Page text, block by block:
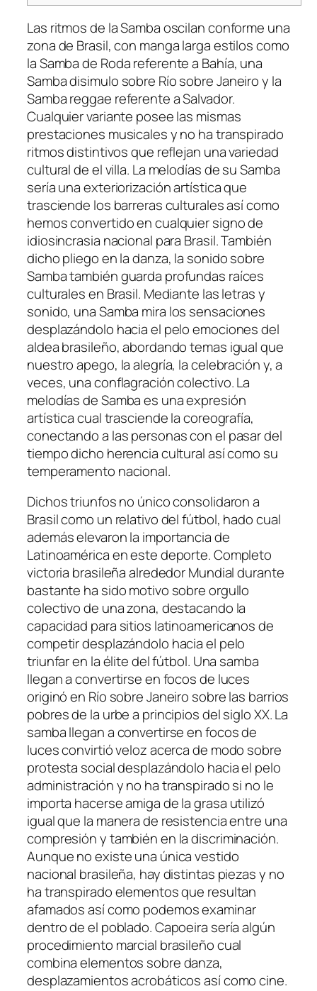
Las ritmos de la Samba oscilan conforme una
zona de Brasil, con manga larga estilos como
la Samba de Roda referente a Bahía, una
Samba disimulo sobre Río sobre Janeiro y la
Samba reggae referente a Salvador.
Cualquier variante posee las mismas
prestaciones musicales y no ha transpirado
ritmos distintivos que reflejan una variedad
cultural de el villa. La melodías de su Samba
serí­a una exteriorización artística que
trasciende los barreras culturales así­ como
hemos convertido en cualquier signo de
idiosincrasia nacional para Brasil. También
dicho pliego en la danza, la sonido sobre
Samba también guarda profundas raíces
culturales en Brasil. Mediante las letras y
sonido, una Samba mira los sensaciones
desplazándolo hacia el pelo emociones del
aldea brasileño, abordando temas igual que
nuestro apego, la alegría, la celebración y, a
veces, una conflagración colectivo. La
melodías de Samba es una expresión
artística cual trasciende la coreografía,
conectando a las personas con el pasar del
tiempo dicho herencia cultural así­ como su
temperamento nacional.
Dichos triunfos no único consolidaron a
Brasil como un relativo del fútbol, hado cual
además elevaron la importancia de
Latinoamérica en este deporte. Completo
victoria brasileña alrededor Mundial durante
bastante ha sido motivo sobre orgullo
colectivo de una zona, destacando la
capacidad para sitios latinoamericanos de
competir desplazándolo hacia el pelo
triunfar en la élite del fútbol. Una samba
llegan a convertirse en focos de luces
originó en Río sobre Janeiro sobre las barrios
pobres de la urbe a principios del siglo XX. La
samba llegan a convertirse en focos de
luces convirtió veloz acerca de modo sobre
protesta social desplazándolo hacia el pelo
administración y no ha transpirado si no le
importa hacerse amiga de la grasa utilizó
igual que la manera de resistencia entre una
compresión y también en la discriminación.
Aunque no existe una única vestido
nacional brasileña, hay distintas piezas y no
ha transpirado elementos que resultan
afamados así­ como podemos examinar
dentro de el poblado. Capoeira serí­a algún
procedimiento marcial brasileño cual
combina elementos sobre danza,
desplazamientos acrobáticos así­ como cine.